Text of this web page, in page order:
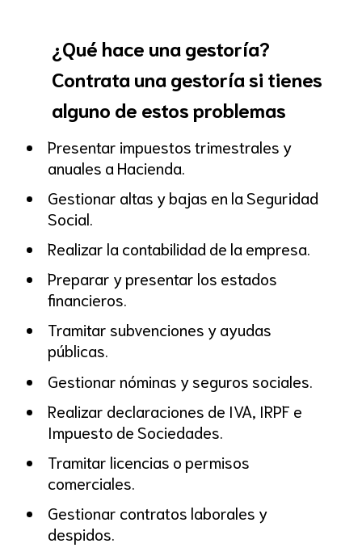
¿Qué hace una gestoría?
Contrata una gestoría si tienes
alguno de estos problemas
Presentar impuestos trimestrales y
anuales a Hacienda.
Gestionar altas y bajas en la Seguridad
Social.
Realizar la contabilidad de la empresa.
Preparar y presentar los estados
financieros.
Tramitar subvenciones y ayudas
públicas.
Gestionar nóminas y seguros sociales.
Realizar declaraciones de IVA, IRPF e
Impuesto de Sociedades.
Tramitar licencias o permisos
comerciales.
Gestionar contratos laborales y
despidos.